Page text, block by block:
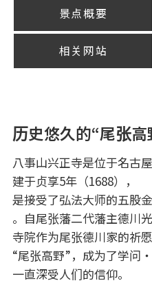
景点概要
相关网站
历史悠久的“尾张
八事山兴正寺是位于名古
建于贞享5年（1688），
是接受了弘法大师的五股
。自尾张藩二代藩主德川
寺院作为尾张德川家的祈
“尾张高野”，成为了学问
一直深受人们的信仰。